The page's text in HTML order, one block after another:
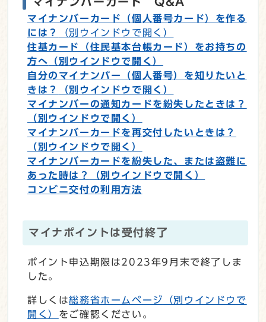
マイナンバーカード（個人番号カード）を作る
には？
（別ウインドウで開く）
住基カード（住民基本台帳カード）をお持ちの
方へ （別ウインドウで開く）
自分のマイナンバー（個人番号）を知りたいと
きは？
（別ウインドウで開く）
マイナンバーの通知カードを紛失したときは？
（別ウインドウで開く）
マイナンバーカードを再交付したいときは？
（別ウインドウで開く）
マイナンバーカードを紛失した、または盗難に
あった時は？
（別ウインドウで開く）
コンビニ交付の利用方法
マイナポイントは受付終了
ポイント申込期限は2023年9月末で終了しま
した。
詳しくは総務省ホームページ
（別ウインドウで
開く） をご確認ください。